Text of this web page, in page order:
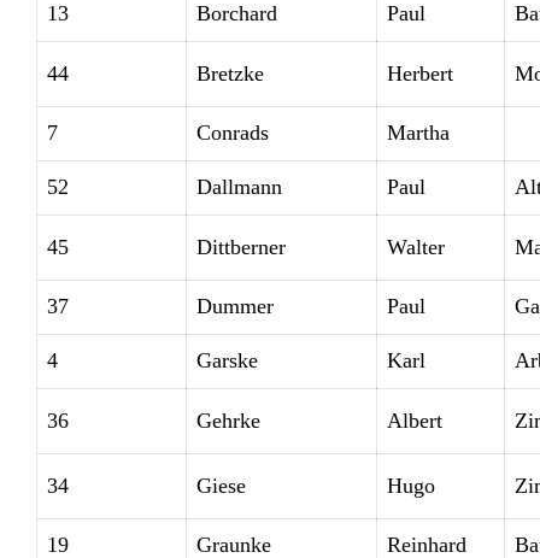
13 Borchard Paul
44 Bretzke Herbert
7 Conrads Martha
52 Dallmann Paul
45 Dittberner Walter
37 Dummer Paul
4 Garske Karl
36 Gehrke Albert
34 Giese Hugo
19 Graunke Reinhard